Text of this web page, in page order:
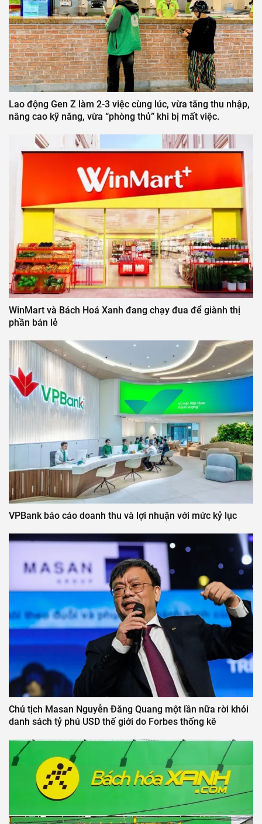
Lao động Gen Z làm 2-3 việc cùng lúc, vừa tăng thu nhập,
nâng cao kỹ năng, vừa “phòng thủ” khi bị mất việc.
WinMart và Bách Hoá Xanh đang chạy đua để giành thị
phần bán lẻ
VPBank báo cáo doanh thu và lợi nhuận với mức kỷ lục
Chủ tịch Masan Nguyễn Đăng Quang một lần nữa rời khỏi
danh sách tỷ phú USD thế giới do Forbes thống kê